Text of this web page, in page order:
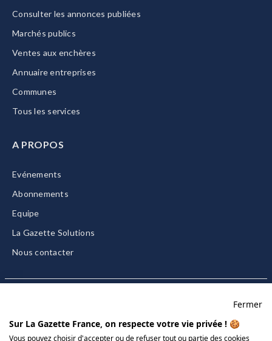
Consulter les annonces publiées
Marchés publics
Ventes aux enchères
Annuaire entreprises
Communes
Tous les services
A PROPOS
Evénements
Abonnements
Equipe
La Gazette Solutions
Nous contacter
CGU/CGV
Fermer
Sur La Gazette France, on respecte votre vie privée ! 🍪
Vous pouvez choisir d'accepter ou de refuser tout ou partie des cookies